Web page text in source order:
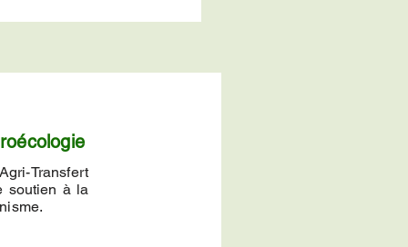
Transfert
soutien à la